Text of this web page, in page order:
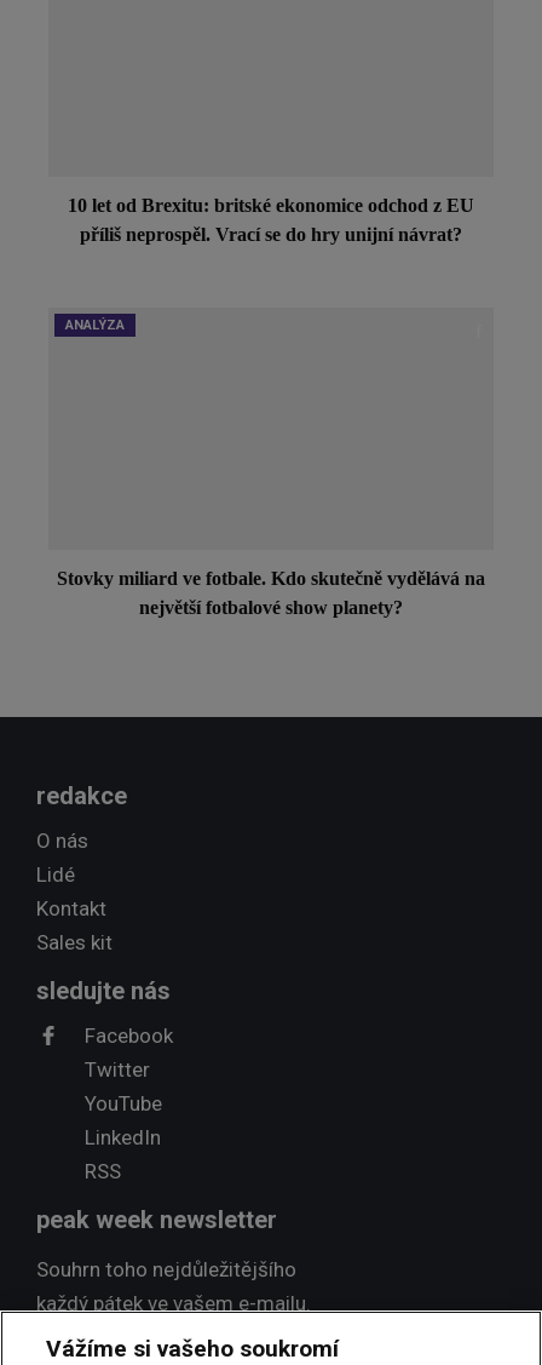
10 let od Brexitu: britské ekonomice odchod z EU
příliš neprospěl. Vrací se do hry unijní návrat?
ANALÝZA
Stovky miliard ve fotbale. Kdo skutečně vydělává na
největší fotbalové show planety?
redakce
O nás
Lidé
Kontakt
Sales kit
sledujte nás
Facebook
Twitter
YouTube
LinkedIn
RSS
peak week newsletter
Souhrn toho nejdůležitějšího
každý pátek ve vašem e-mailu.
Vážíme si vašeho soukromí